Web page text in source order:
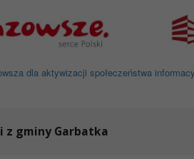
dla aktywizacji społeczeństwa
z gminy Garbatka